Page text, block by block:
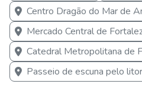
Centro Dragão do Mar de
Mercado Central de
Catedral Metropolitana de
Passeio de escuna pelo